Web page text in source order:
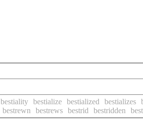
bestiality bestialize bestialized bestializes
bestrewn bestrews bestrid bestridden